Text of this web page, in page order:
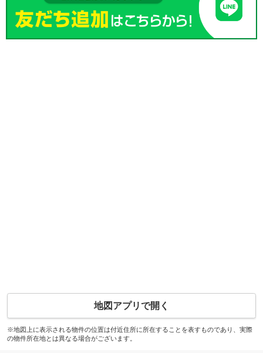
地図アプリで開く
※地図上に表示される物件の位置は付近住所に所在することを表すものであり、実際
の物件所在地とは異なる場合がございます。